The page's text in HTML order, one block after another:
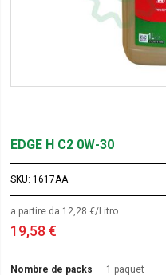
EDGE H C2 0W-30
SKU 1617AA
a partire da 12,28 €/Litro
19,58 €
Nombre de packs 1 paquet